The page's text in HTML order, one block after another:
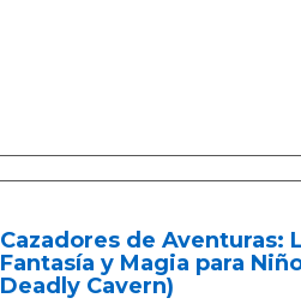
Cazadores de Aventuras:
Fantasía y Magia para
Deadly Cavern)